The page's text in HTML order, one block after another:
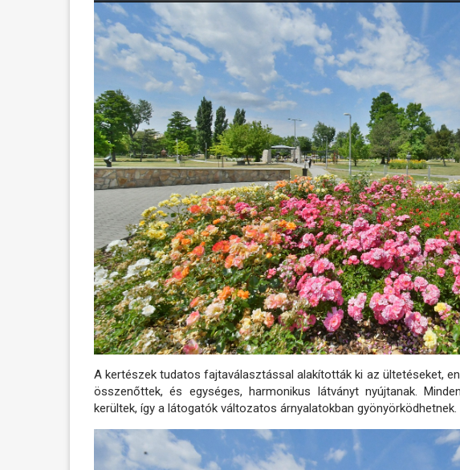
A kertészek tudatos fajtaválasztással alakították ki az ültetéseket,
összenőttek, és egységes, harmonikus látványt nyújtanak.
kerültek, így a látogatók változatos árnyalatokban gyönyörködhetnek.